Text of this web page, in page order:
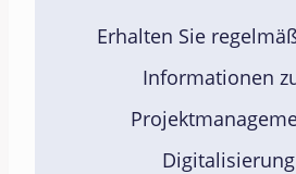
Erhalten Sie
Informationen